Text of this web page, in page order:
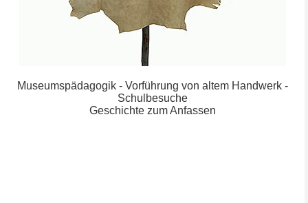
Museumspädagogik - Vorführung von altem Handwerk -
Schulbesuche
Geschichte zum Anfassen